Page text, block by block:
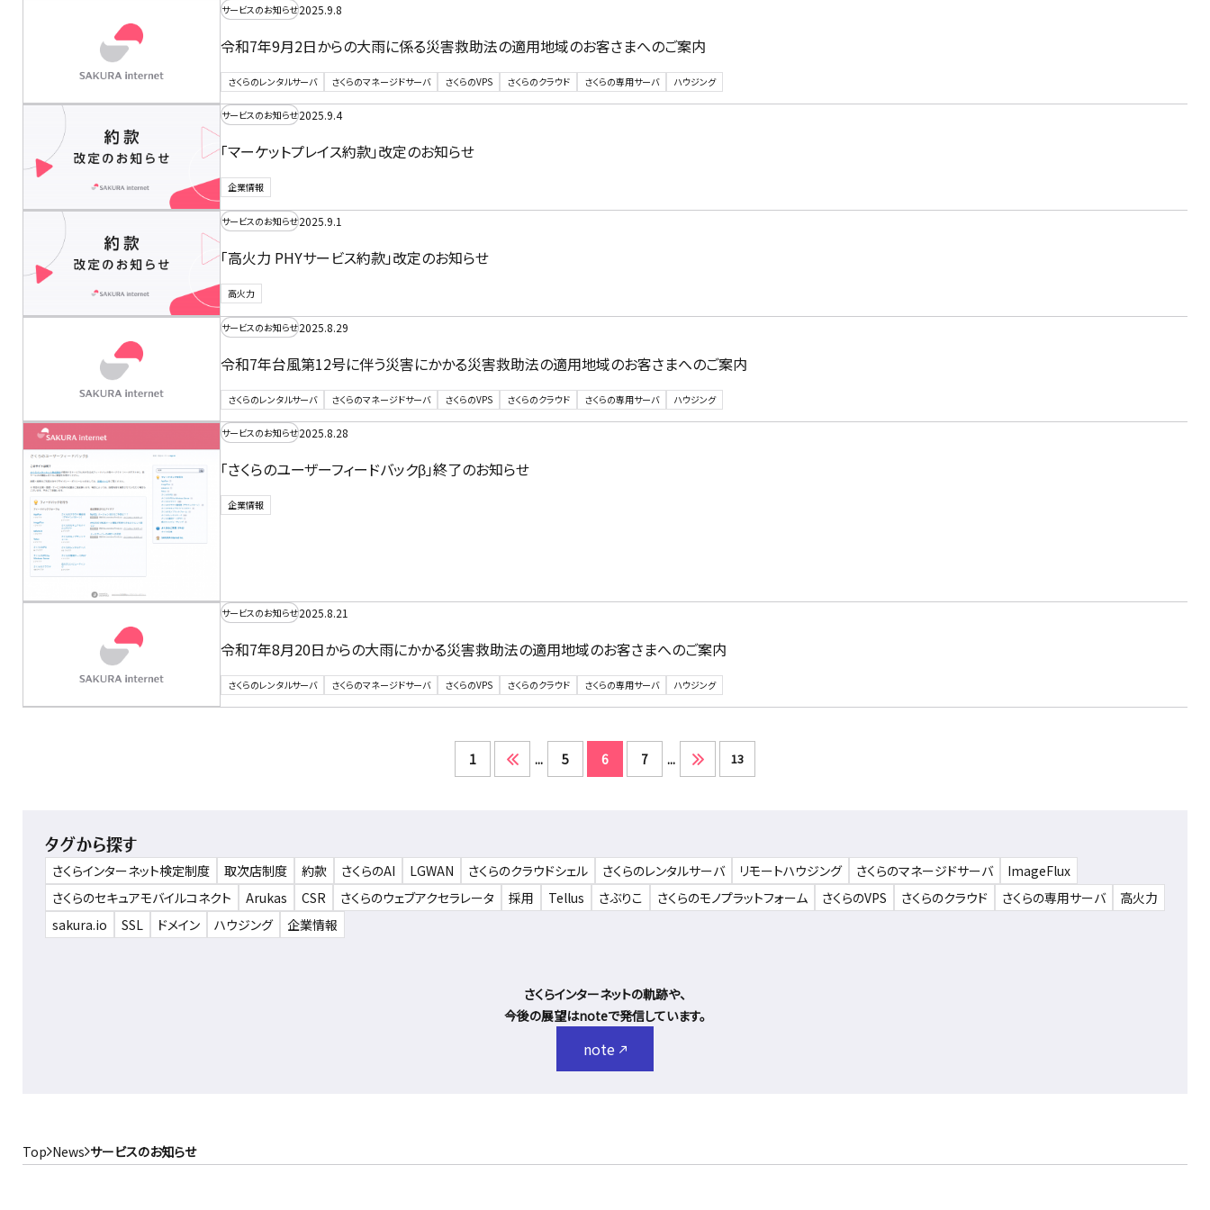
サービスのお知らせ2025.9.8
令和7年9月2日からの大雨に係る災害救助法の適用地域のお客さまへのご案内
さくらのレンタルサーバ さくらのマネージドサーバ さくらのVPS さくらのクラウド さくらの専用サーバ ハウジング
サービスのお知らせ2025.9.4
「マーケットプレイス約款」改定のお知らせ
企業情報
サービスのお知らせ2025.9.1
「高火力 PHYサービス約款」改定のお知らせ
高火力
サービスのお知らせ2025.8.29
令和7年台風第12号に伴う災害にかかる災害救助法の適用地域のお客さまへのご案内
さくらのレンタルサーバ さくらのマネージドサーバ さくらのVPS さくらのクラウド さくらの専用サーバ ハウジング
サービスのお知らせ2025.8.28
「さくらのユーザーフィードバックβ」終了のお知らせ
企業情報
サービスのお知らせ2025.8.21
令和7年8月20日からの大雨にかかる災害救助法の適用地域のお客さまへのご案内
さくらのレンタルサーバ さくらのマネージドサーバ さくらのVPS さくらのクラウド さくらの専用サーバ ハウジング
1 ... 5 6 7 ... 13
タグから探す
さくらインターネット検定制度 取次店制度 約款 さくらのAI LGWAN さくらのクラウドシェル さくらのレンタルサーバ リモートハウジング さくらのマネージドサーバ
ImageFlux
さくらのセキュアモバイルコネクト
Arukas CSR さくらのウェブアクセラレータ 採用 Tellus さぶりこ さくらのモノプラットフォーム さくらのVPS さくらのクラウド さくらの専用サーバ
高火力
sakura.io
SSL ドメイン ハウジング 企業情報
さくらインターネットの軌跡や、
今後の展望はnoteで発信しています。
note
Top News サービスのお知らせ